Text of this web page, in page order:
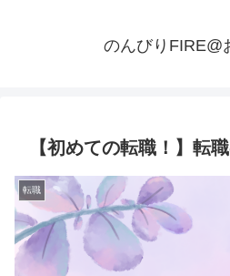
のんびりFIRE@
【初めての転職！】転
転職